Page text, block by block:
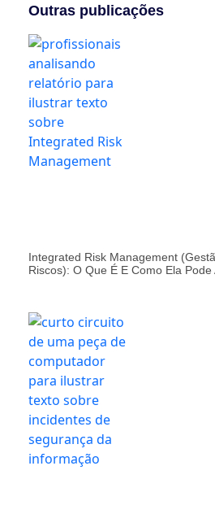
Outras publicações
Integrated Risk Management
Riscos): O Que É E Como Ela